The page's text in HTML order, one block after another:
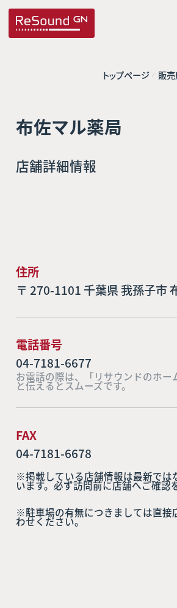
トップページ 販
布佐マル薬局
店舗詳細情報
住所
〒 270-1101 千葉県 我孫子市
電話番号
04-7181-6677
お電話の際は、「リサウンドのホー
と伝えるとスムーズです。
FAX
04-7181-6678
※掲載している店舗情報は最新では
います。必ず訪問前に店舗へご確認
※駐車場の有無につきましては直接
わせください。